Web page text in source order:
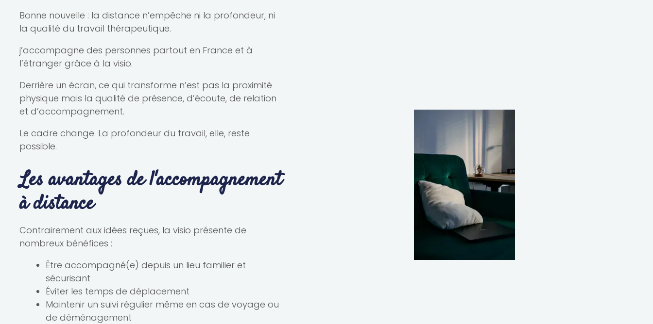
Bonne nouvelle : la distance n’empêche ni la profondeur, ni
la qualité du travail thérapeutique.
j’accompagne des personnes partout en France et à
l’étranger grâce à la visio.
Derrière un écran, ce qui transforme n’est pas la proximité
physique mais la qualité de présence, d’écoute, de relation
et d’accompagnement.
Le cadre change. La profondeur du travail, elle, reste
possible.
Les avantages de l'accompagnement
à distance
Contrairement aux idées reçues, la visio présente de
nombreux bénéfices :
Être accompagné(e) depuis un lieu familier et
sécurisant
Éviter les temps de déplacement
Maintenir un suivi régulier même en cas de voyage ou
de déménagement